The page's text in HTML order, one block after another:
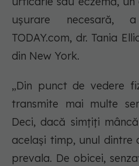
ușurare necesară,
TODAY.com, dr. Tania
din New York.
„Din punct de vedere
transmite mai multe
Deci, dacă simțiți
același timp, unul dintre
prevala. De obicei,